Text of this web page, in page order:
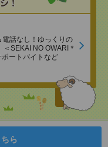
電話なし！ゆっくりの
SEKAI NO OWARI＊
ートバイトなど
ら